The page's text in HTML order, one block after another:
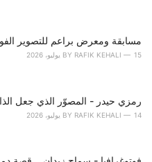
:مسابقة ومعرض براعم للتصوير
BY RAFIK KEHALI 15 يوليو، 2026
رمزي حيدر - المصوّر الذي جعل
BY RAFIK KEHALI 14 يوليو، 2026